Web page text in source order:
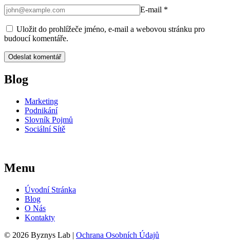
E-mail *
Uložit do prohlížeče jméno, e-mail a webovou stránku pro
budoucí komentáře.
Blog
Marketing
Podnikání
Slovník Pojmů
Sociální Sítě
Menu
Úvodní Stránka
Blog
O Nás
Kontakty
© 2026 Byznys Lab | Ochrana Osobních Údajů